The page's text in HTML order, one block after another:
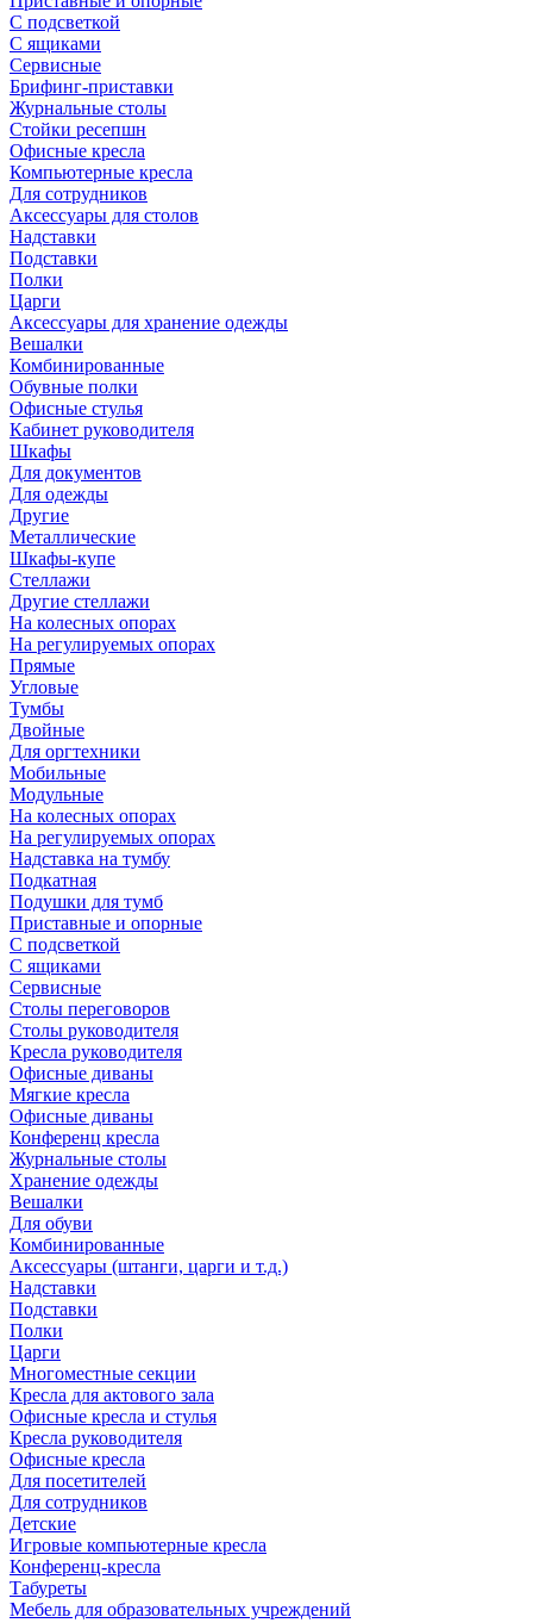
С подсветкой
С ящиками
Сервисные
Брифинг-приставки
Журнальные столы
Стойки ресепшн
Офисные кресла
Компьютерные кресла
Для сотрудников
Аксессуары для столов
Надставки
Подставки
Полки
Царги
Аксессуары для хранение одежды
Вешалки
Комбинированные
Обувные полки
Офисные стулья
Кабинет руководителя
Шкафы
Для документов
Для одежды
Другие
Металлические
Шкафы-купе
Стеллажи
Другие стеллажи
На колесных опорах
На регулируемых опорах
Прямые
Угловые
Тумбы
Двойные
Для оргтехники
Мобильные
Модульные
На колесных опорах
На регулируемых опорах
Надставка на тумбу
Подкатная
Подушки для тумб
Приставные и опорные
С подсветкой
С ящиками
Сервисные
Столы переговоров
Столы руководителя
Кресла руководителя
Офисные диваны
Мягкие кресла
Офисные диваны
Конференц кресла
Журнальные столы
Хранение одежды
Вешалки
Для обуви
Комбинированные
Аксессуары (штанги, царги и т.д.)
Надставки
Подставки
Полки
Царги
Многоместные секции
Кресла для актового зала
Офисные кресла и стулья
Кресла руководителя
Офисные кресла
Для посетителей
Для сотрудников
Детские
Игровые компьютерные кресла
Конференц-кресла
Табуреты
Мебель для образовательных учреждений